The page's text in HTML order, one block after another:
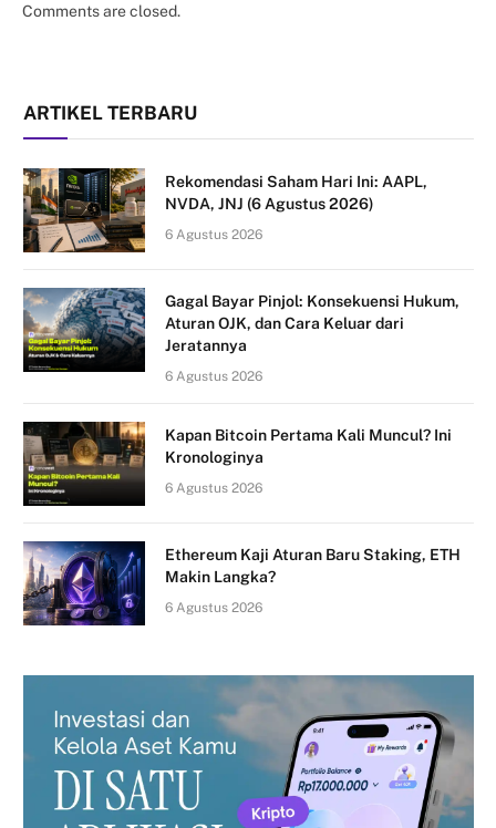
Comments are closed.
ARTIKEL TERBARU
Rekomendasi Saham Hari Ini: AAPL,
NVDA, JNJ (6 Agustus 2026)
6 Agustus 2026
Gagal Bayar Pinjol: Konsekuensi Hukum,
Aturan OJK, dan Cara Keluar dari
Jeratannya
6 Agustus 2026
Kapan Bitcoin Pertama Kali Muncul? Ini
Kronologinya
6 Agustus 2026
Ethereum Kaji Aturan Baru Staking, ETH
Makin Langka?
6 Agustus 2026